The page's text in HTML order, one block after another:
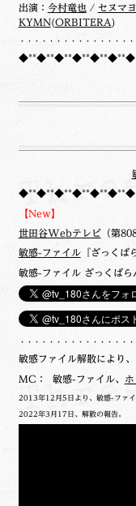
出演： 今村竜也 / セヌマ
KYMN(ORBITERA)
・・・・・・・・・・・・・・・・
◆**◆**◆**◆**◆**◆**◆
◆**◆**◆**◆**◆**◆**◆
【New】
世田谷Webテレビ（第
敏感-ファイル『ざっくば
敏感-ファイル ざっく
・・・・・・・・・・・・・・・・
敏感ファイル解散により
MC： 敏感-ファイル、 ホ
2013年12月5日より、敏感-ファイ
2022年3月17日、解散の報告。